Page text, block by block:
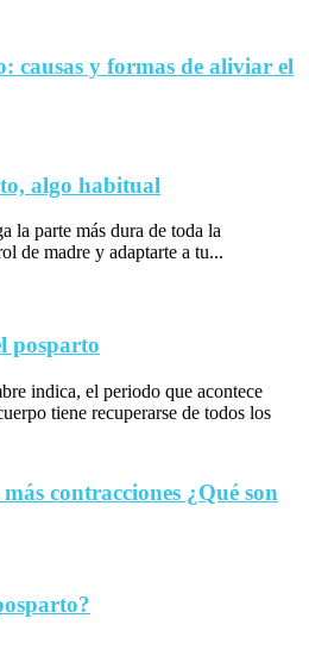
causas y formas de aliviar el
algo habitual
la parte más dura de toda la
de madre y adaptarte a tu...
posparto
indica, el periodo que acontece
tiene recuperarse de todos los
contracciones ¿Qué son